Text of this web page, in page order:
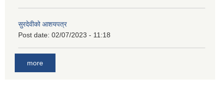
सुरदेवीको आशयपत्र
Post date: 02/07/2023 - 11:18
more